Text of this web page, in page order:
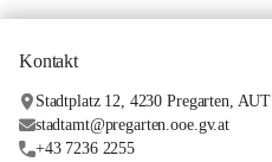
Kontakt
Stadtplatz 12, 4230 Pregarten, AUT
stadtamt@pregarten.ooe.gv.at
+43 7236 2255